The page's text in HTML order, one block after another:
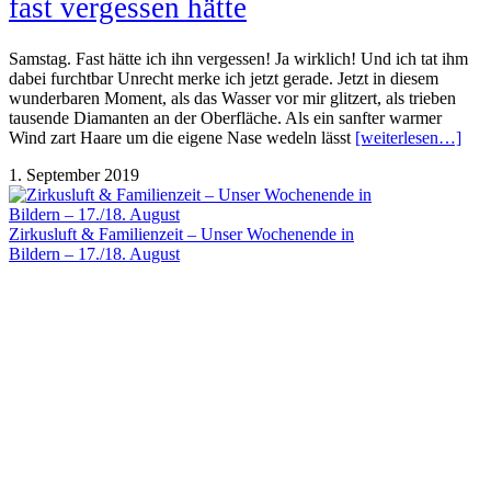
fast vergessen hätte
Samstag. Fast hätte ich ihn vergessen! Ja wirklich! Und ich tat ihm
dabei furchtbar Unrecht merke ich jetzt gerade. Jetzt in diesem
wunderbaren Moment, als das Wasser vor mir glitzert, als trieben
tausende Diamanten an der Oberfläche. Als ein sanfter warmer
Wind zart Haare um die eigene Nase wedeln lässt [weiterlesen…]
1. September 2019
Zirkusluft & Familienzeit – Unser Wochenende in
Bildern – 17./18. August